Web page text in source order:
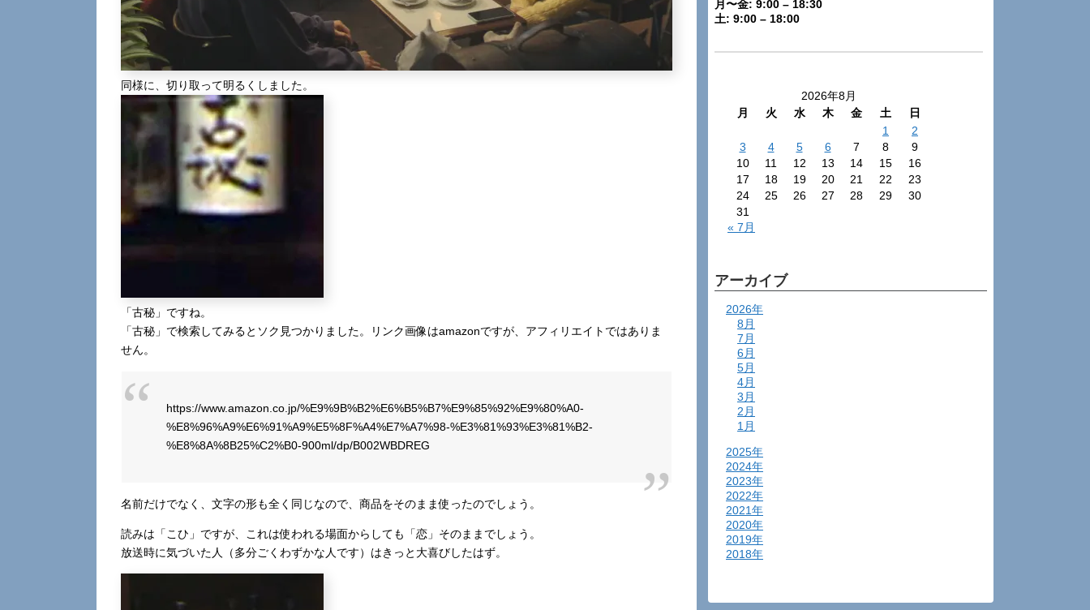
同様に、切り取って明るくしました。
「古秘」ですね。
「古秘」で検索してみるとソク見つかりました。リンク画像はamazonですが、アフィリエイトではありま
せん。
https://www.amazon.co.jp/%E9%9B%B2%E6%B5%B7%E9%85%92%E9%80%A0-
%E8%96%A9%E6%91%A9%E5%8F%A4%E7%A7%98-%E3%81%93%E3%81%B2-
%E8%8A%8B25%C2%B0-900ml/dp/B002WBDREG
名前だけでなく、文字の形も全く同じなので、商品をそのまま使ったのでしょう。
読みは「こひ」ですが、これは使われる場面からしても「恋」そのままでしょう。
放送時に気づいた人（多分ごくわずかな人です）はきっと大喜びしたはず。
月〜金: 9:00 – 18:30
土: 9:00 – 18:00
2026年8月
月
火 水 木 金 土
日
1
2
3
4 5 6 7 8
9
10
11 12 13 14 15
16
17
18 19 20 21 22
23
24
25 26 27 28 29
30
31
« 7月
アーカイブ
2026年
8月
7月
6月
5月
4月
3月
2月
1月
2025年
2024年
2023年
2022年
2021年
2020年
2019年
2018年